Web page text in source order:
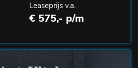
Leaseprijs v.a.
€ 575,- p/m